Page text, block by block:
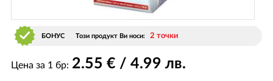
БОНУС Този продукт Ви носи: 2 точки
Цена за 1 бр: 2.55 € / 4.99 лв.